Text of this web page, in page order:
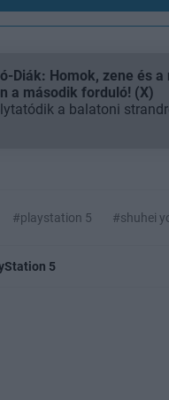
Diák: Homok, zene és
a második forduló! (X)
a balatoni
#playstation 5 #shuhei
5